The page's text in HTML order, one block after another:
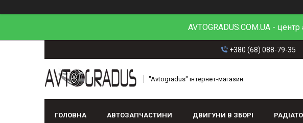
AVTOGRADUS.COM.UA -
+380 (68) 088-79-35
"Avtogradus" інтернет-магазин
ГОЛОВНА АВТОЗАПЧАСТИНИ ДВИГУНИ В ЗБОРІ